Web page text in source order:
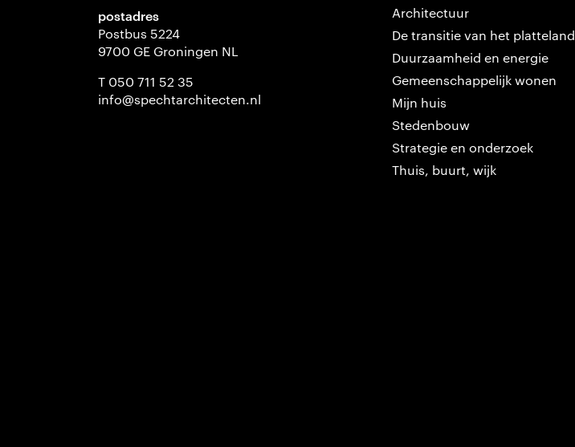
postadres
Postbus 5224
9700 GE Groningen NL
T 050 711 52 35
info@spechtarchitecten.nl
Architectuur
De transitie van het platteland
Duurzaamheid en energie
Gemeenschappelijk wonen
Mijn huis
Stedenbouw
Strategie en onderzoek
Thuis, buurt, wijk